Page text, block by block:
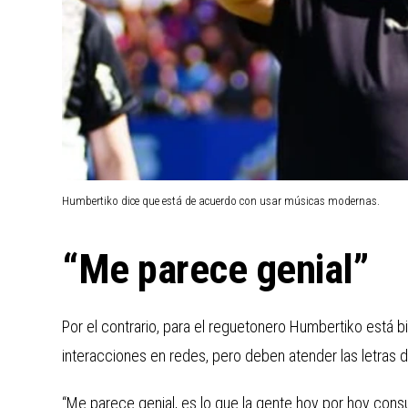
Humbertiko dice que está de acuerdo con usar músicas modernas.
“Me parece genial”
Por el contrario, para el reguetonero Humbertiko está
interacciones en redes, pero deben atender las letras
“Me parece genial, es lo que la gente hoy por hoy